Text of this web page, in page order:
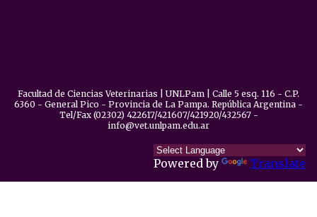
Facultad de Ciencias Veterinarias | UNLPam | Calle 5 esq. 116 - C.P.
6360 - General Pico - Provincia de La Pampa. República Argentina -
Tel/Fax (02302) 422617/421607/421920/432567 -
info@vet.unlpam.edu.ar
Powered by Translate